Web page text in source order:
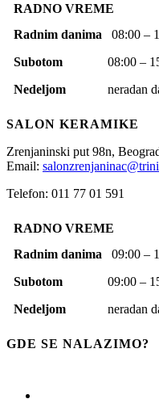
RADNO VREME
Radnim danima 08:00 –
Subotom 08:00 –
Nedeljom neradan
SALON KERAMIKE
Zrenjaninski put 98n,
Email:
Telefon: 011 77 01 591
RADNO VREME
Radnim danima 09:00 –
Subotom 09:00 –
Nedeljom neradan
GDE SE NALAZIMO?